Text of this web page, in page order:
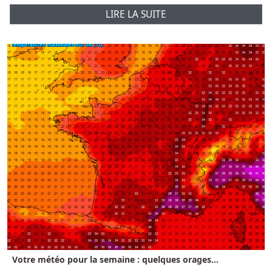
LIRE LA SUITE
Votre météo pour la semaine : quelques orages...